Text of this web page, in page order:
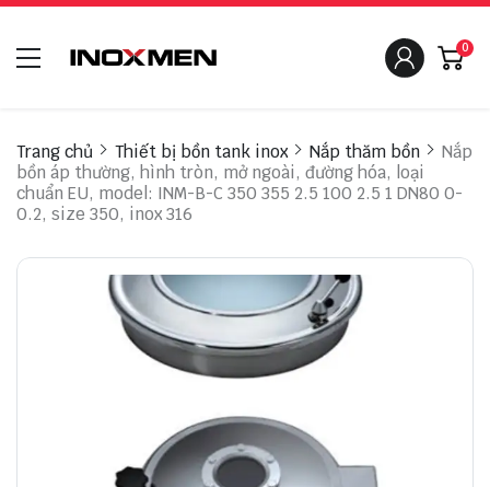
0
Trang chủ Thiết bị bồn tank inox Nắp thăm bồn
Nắp
bồn áp thường, hình tròn, mở ngoài, đường hóa, loại
chuẩn EU, model: INM-B-C 350 355 2.5 100 2.5 1 DN80 0-
0.2, size 350, inox 316